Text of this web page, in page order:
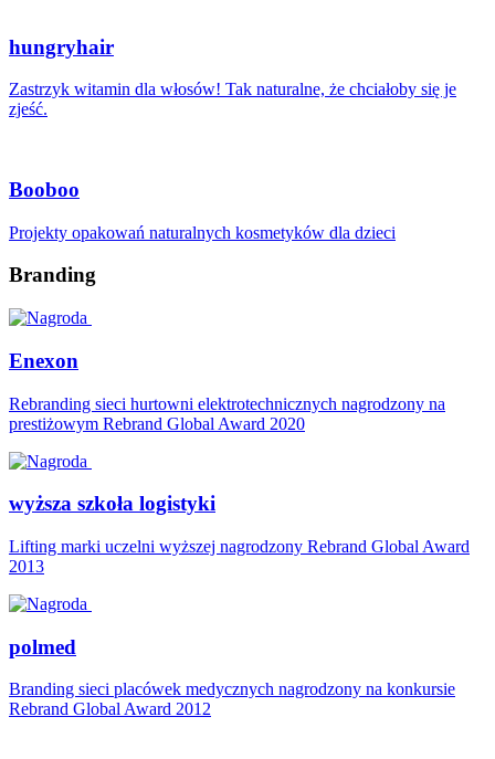
hungryhair
Zastrzyk witamin dla włosów! Tak naturalne, że chciałoby się je
zjeść.
Booboo
Projekty opakowań naturalnych kosmetyków dla dzieci
Branding
Enexon
Rebranding sieci hurtowni elektrotechnicznych nagrodzony na
prestiżowym Rebrand Global Award 2020
wyższa szkoła logistyki
Lifting marki uczelni wyższej nagrodzony Rebrand Global Award
2013
polmed
Branding sieci placówek medycznych nagrodzony na konkursie
Rebrand Global Award 2012